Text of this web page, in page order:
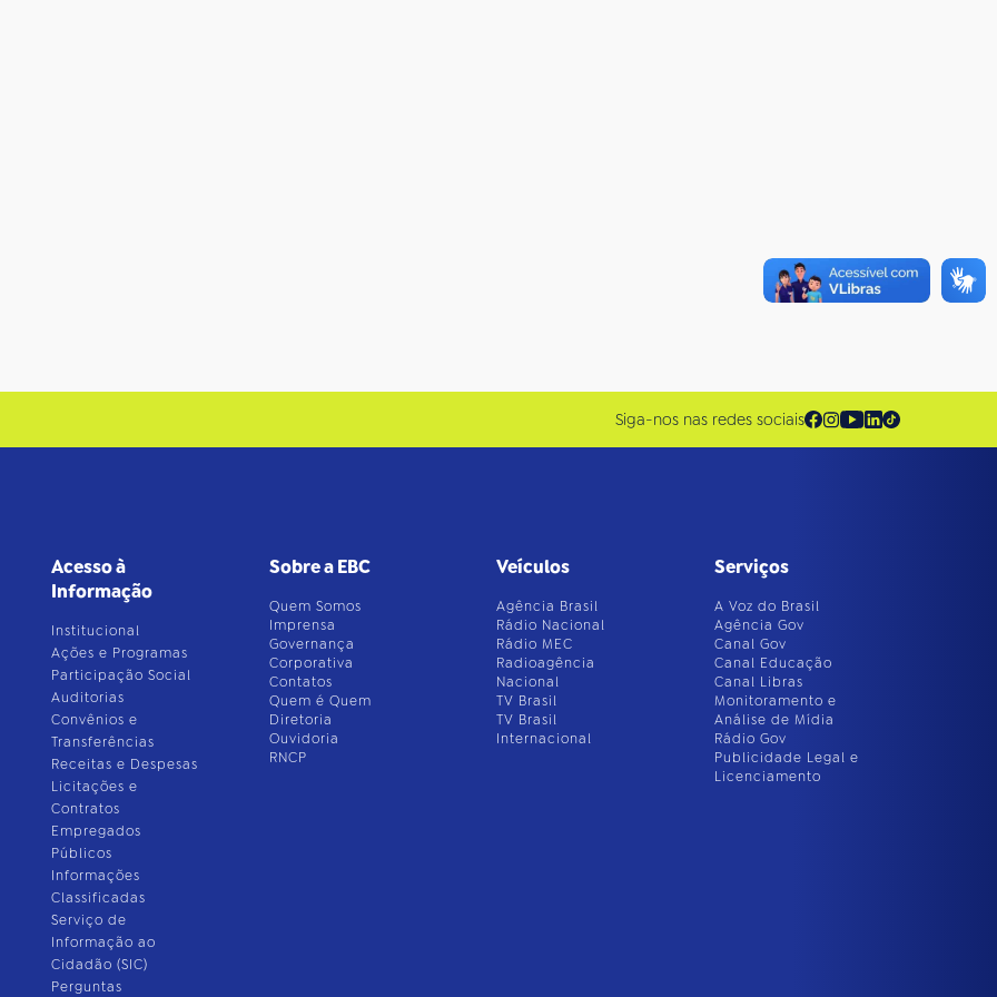
Siga-nos nas redes sociais
Acesso à
Informação
Institucional
Ações e Programas
Participação Social
Auditorias
Convênios e
Transferências
Receitas e Despesas
Licitações e
Contratos
Empregados
Públicos
Informações
Classificadas
Serviço de
Informação ao
Cidadão (SIC)
Perguntas
Sobre a EBC
Quem Somos
Imprensa
Governança
Corporativa
Contatos
Quem é Quem
Diretoria
Ouvidoria
RNCP
Veículos
Agência Brasil
Rádio Nacional
Rádio MEC
Radioagência
Nacional
TV Brasil
TV Brasil
Internacional
Serviços
A Voz do Brasil
Agência Gov
Canal Gov
Canal Educação
Canal Libras
Monitoramento e
Análise de Mídia
Rádio Gov
Publicidade Legal e
Licenciamento